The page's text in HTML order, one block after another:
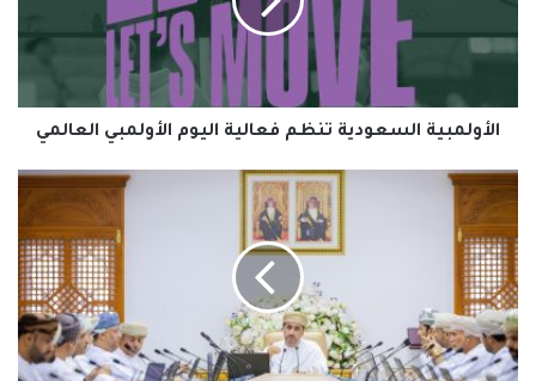
العالمي
الأولمبية السعودية تنظم فعالية اليوم الأولمبي العالمي
"التغيب
الجماعي
للطلاب
ظاهرة
مقلقه"…
بلدي
شمال
الباطنة